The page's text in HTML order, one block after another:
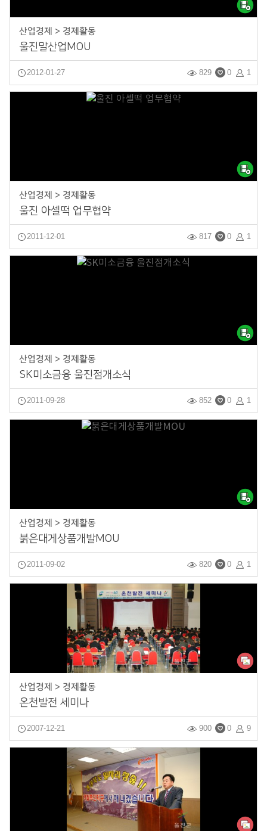
산업경제 > 경제활동
울진말산업MOU
2012-01-27 1
0
829
산업경제 > 경제활동
울진 아셀떡 업무협약
2011-12-01 1
0
817
산업경제 > 경제활동
SK미소금융 울진점개소식
2011-09-28 1
0
852
산업경제 > 경제활동
붉은대게상품개발MOU
2011-09-02 1
0
820
산업경제 > 경제활동
온천발전 세미나
2007-12-21 9
0
900